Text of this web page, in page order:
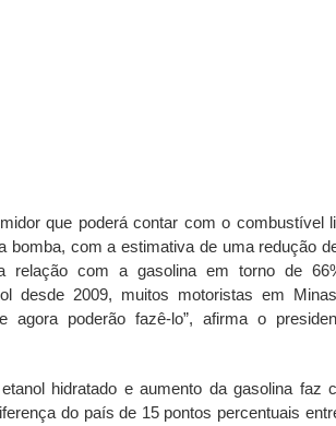
que poderá contar com o combustível
bomba, com a estimativa de uma redução
relação com a gasolina em torno de
desde 2009, muitos motoristas em
agora poderão fazê-lo”, afirma o
hidratado e aumento da gasolina faz
do país de 15 pontos percentuais